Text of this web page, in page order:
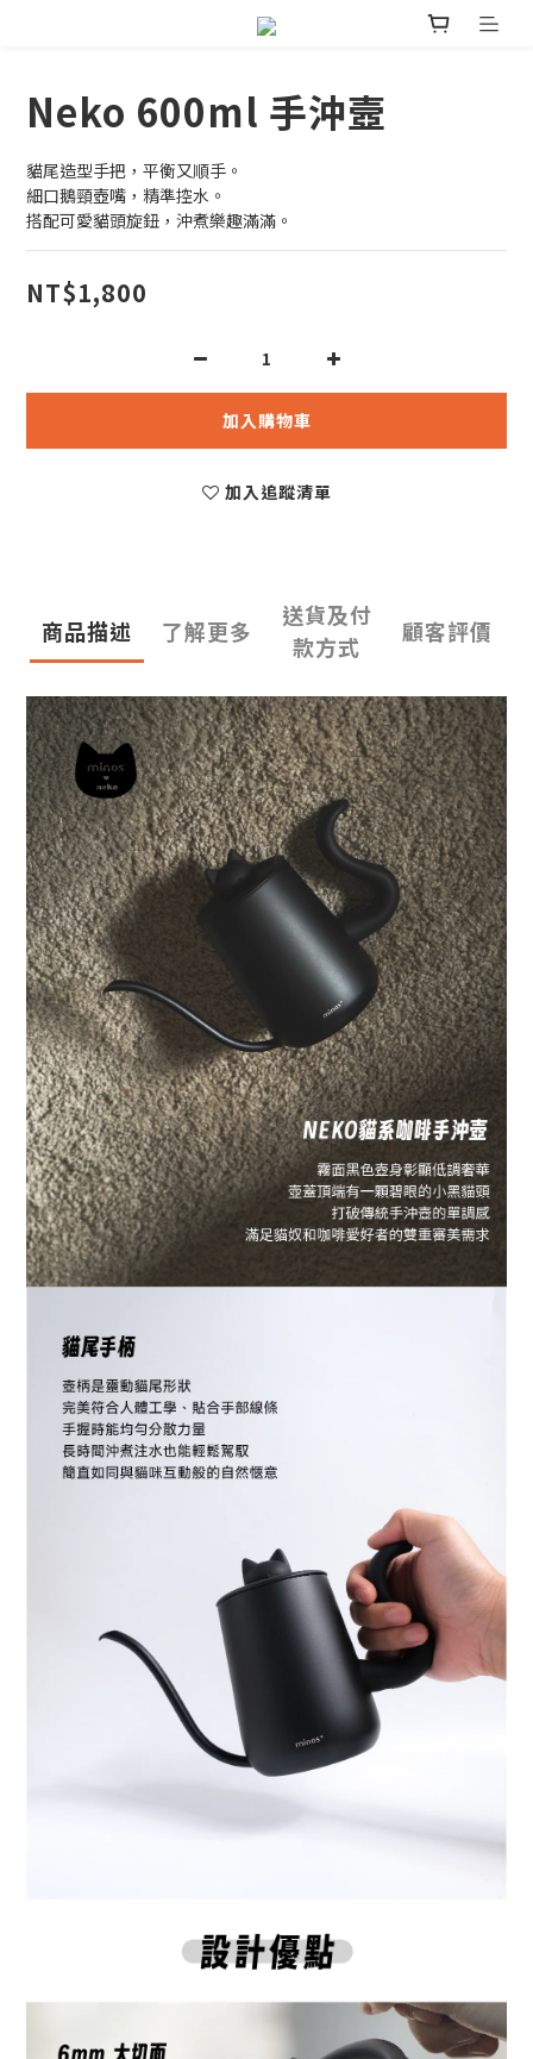
Neko 600ml 手沖壼
貓尾造型手把，平衡又順手。
細口鵝頸壺嘴，精準控水。
搭配可愛貓頭旋鈕，沖煮樂趣滿滿。
NT$1,800
加入購物車
加入追蹤清單
商品描述 了解更多
送貨及付
款方式
顧客評價